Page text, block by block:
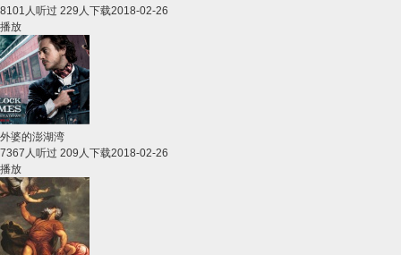
8101人听过 229人下载2018-02-26
播放
外婆的澎湖湾
7367人听过 209人下载2018-02-26
播放